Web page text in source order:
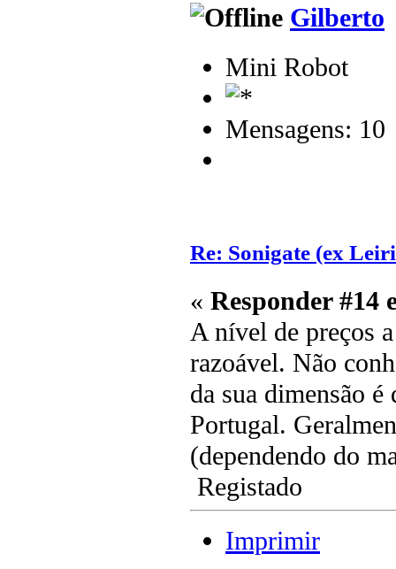
Gilberto
Mini Robot
Mensagens: 10
Re: Sonigate (ex
« Responder #14
A nível de preços
razoável. Não
da sua dimensão
Portugal.
(dependendo do
Registado
Imprimir